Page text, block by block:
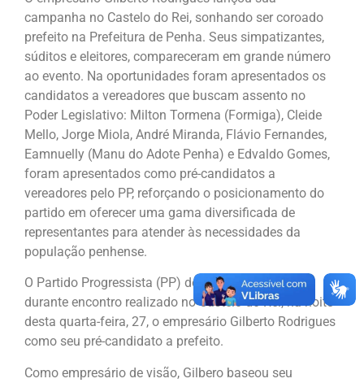
campanha no Castelo do Rei, sonhando ser coroado
prefeito na Prefeitura de Penha. Seus simpatizantes,
súditos e eleitores, compareceram em grande número
ao evento. Na oportunidades foram apresentados os
candidatos a vereadores que buscam assento no
Poder Legislativo: Milton Tormena (Formiga), Cleide
Mello, Jorge Miola, André Miranda, Flávio Fernandes,
Eamnuelly (Manu do Adote Penha) e Edvaldo Gomes,
foram apresentados como pré-candidatos a
vereadores pelo PP, reforçando o posicionamento do
partido em oferecer uma gama diversificada de
representantes para atender às necessidades da
população penhense.
O Partido Progressista (PP) de Penha oficializou,
durante encontro realizado no Castelo do Rei, na noite
desta quarta-feira, 27, o empresário Gilberto Rodrigues
como seu pré-candidato a prefeito.
Como empresário de visão, Gilbero baseou seu